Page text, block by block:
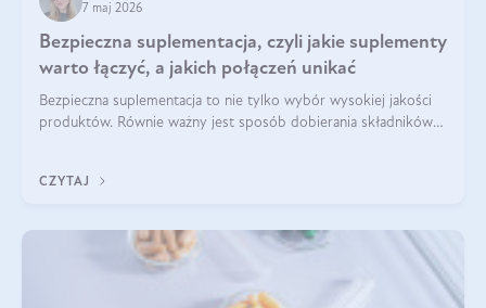
7 maj 2026
Bezpieczna suplementacja, czyli jakie suplementy
warto łączyć, a jakich połączeń unikać
Bezpieczna suplementacja to nie tylko wybór wysokiej jakości
produktów. Równie ważny jest sposób dobierania składników
CZYTAJ